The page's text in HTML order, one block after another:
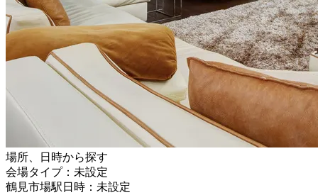
場所、日時から探す
会場タイプ：未設定
鶴見市場駅日時：未設定